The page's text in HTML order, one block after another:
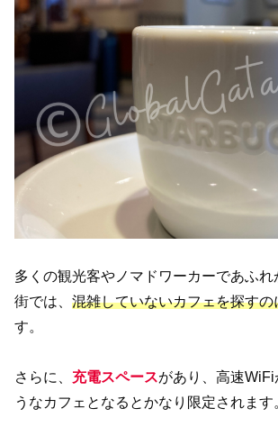
多くの観光客やノマドワーカーであふ
街では、 混雑していないカフェを探すの
す。
さらに、 充電スペースがあり、高速WiFi
うなカフェとなるとかなり限定されます